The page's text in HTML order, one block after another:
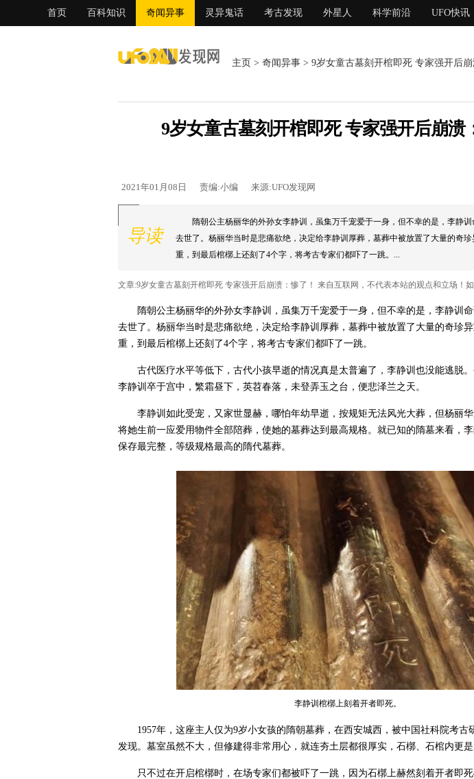
首页 百科知识 奇闻异事 灵异鬼话 考古发现 外星人 科学前沿 UFO快讯
主页 > 奇闻异事 > 9岁女童古墓刻开棺即死 专家强开后崩
9岁女童古墓刻开棺即死 专家强开后崩溃
2021年01月08日 责编:小编 来源:UFO发现网
导读
隋朝公主杨丽华的外孙女李静训，虽集万千宠爱于一身，但不幸的是，李静
去世了。杨丽华当时是悲痛欲绝，决定给李静训厚葬，墓葬中被放置了大量的奇
重，到最后棺槨上还刻了4个字，将考古专家们都吓了一跳。...
文章:9岁女童古墓刻开棺即死 专家强开后崩溃：惨了！ 来自互联网，不代表本站的观点和立场！如
隋朝公主杨丽华的外孙女李静训，虽集万千宠爱于一身，但不幸的是，李静训
去世了。杨丽华当时是悲痛欲绝，决定给李静训厚葬，墓葬中被放置了大量的奇珍
重，到最后棺槨上还刻了4个字，将考古专家们都吓了一跳。
古代医疗水平等低下，古代小孩早逝的情况真是太普遍了，李静训也没能逃脱
李静训卒于宫中，繁霜昼下，英苕春落，未登弄玉之台，便悲泽兰之天。
李静训如此受宠，又家世显赫，哪怕年幼早逝，按规矩无法风光大葬，但杨丽华
将她生前一应爱用物件全部陪葬，使她的墓葬达到最高规格。就已知的隋墓来看，
保存最完整，等级规格最高的隋代墓葬。
李静训棺槨上刻着开者即死。
1957年，这座主人仅为9岁小女孩的隋朝墓葬，在西安城西，被中国社科院考古
发现。墓室虽然不大，但修建得非常用心，就连夯土层都很厚实，石槨、石棺内更是
只不过在开启棺槨时，在场专家们都被吓了一跳，因为石槨上赫然刻着开者即